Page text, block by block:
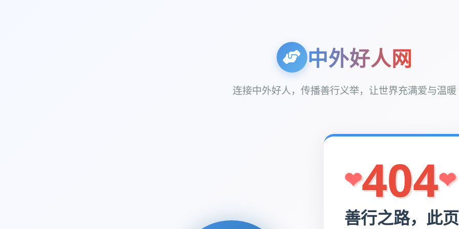
中外好人网
连接中外好人，传播善行义举，让世界充满爱与温暖
404
善行之路，此